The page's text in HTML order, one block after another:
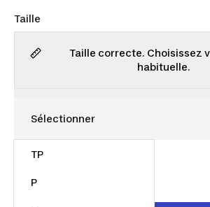
Taille
Taille correcte. Choisissez
habituelle.
TP
P